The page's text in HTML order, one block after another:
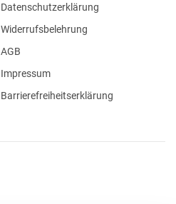
Datenschutzerklärung
Widerrufsbelehrung
AGB
Impressum
Barrierefreiheitserklärung